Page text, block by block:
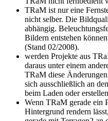
TRaM ist nur eine
nicht selber. Die
abhängig.
Bildern entstehen
(Stand 02/2008).
werden Projekte aus
daraus unter einem
TRaM diese
sich ausschließlich an
beim Laden oder
Wenn TRaM gerade ein
Hintergrund rendern